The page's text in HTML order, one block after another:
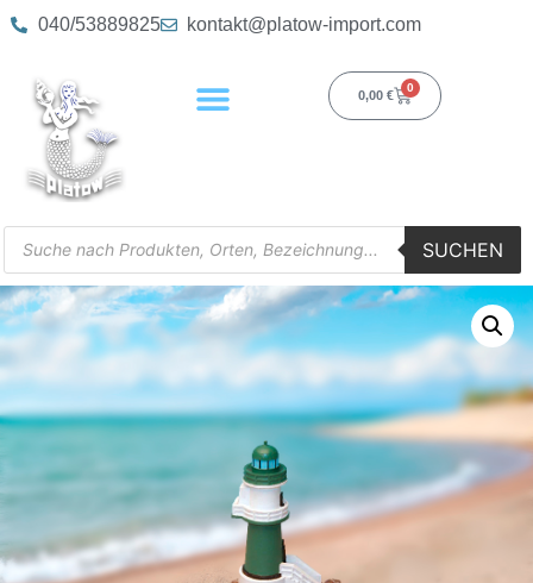
040/53889825 kontakt@platow-import.com
0,00 €
0
SUCHEN